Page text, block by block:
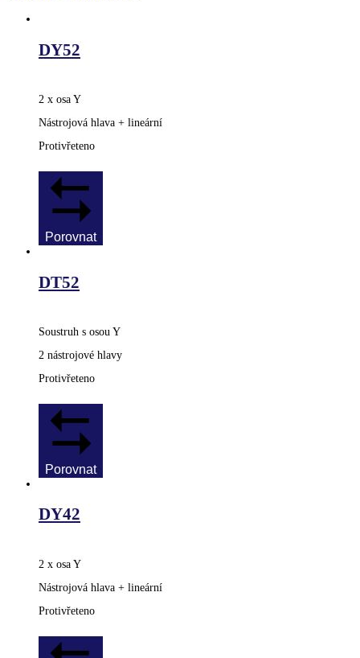
DY52
2 x osa Y
Nástrojová hlava + lineární
Protivřeteno
Porovnat
DT52
Soustruh s osou Y
2 nástrojové hlavy
Protivřeteno
Porovnat
DY42
2 x osa Y
Nástrojová hlava + lineární
Protivřeteno